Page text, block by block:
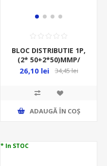
BLOC DISTRIBUTIE 1P,
(2* 50+2*50)MMP/
4GAURI, CU-AL, 160A,
26,10 lei 34,45 lei
ADAUGĂ ȊN COŞ
* In STOC